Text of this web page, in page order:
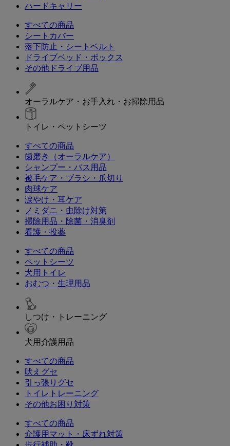
ハードキャリー
すべての商品
シートカバー
落下防止・シートベルト
ドライブベッド・ボックス
その他ドライブ用品
オーラルケア・お手入れ・お掃除用品
トイレ・ペットシーツ
すべての商品
歯磨き（オーラルケア）
シャンプー・バス用品
被毛ケア・ブラシ・爪切り
肉球ケア
涙やけ・耳ケア
ノミダニ・虫除け対策
掃除用品・除菌・消臭剤
看護・投薬
すべての商品
ペットシーツ
犬用トイレ
おむつ・生理用品
しつけ・トレーニング
犬用介護用品
すべての商品
吠えグセ
引っ張りグセ
トイレトレーニング
その他お困り対策
すべての商品
介護用マット・床ずれ対策